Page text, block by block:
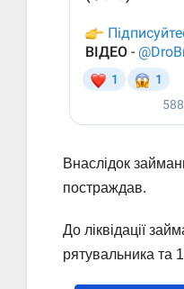
Внаслідок
постраждав.
До ліквідації
рятувальника та